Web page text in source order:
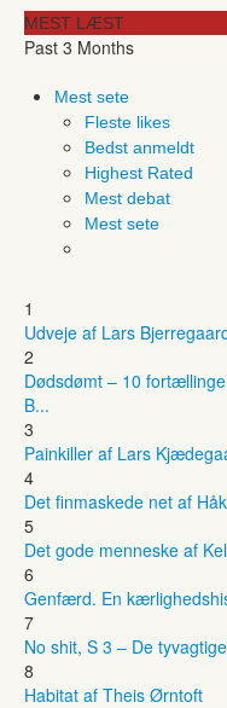
MEST LÆST
Past 3 Months
Mest sete
Fleste likes
Bedst anmeldt
Highest Rated
Mest debat
Mest sete
1
Udveje af Lars
2
Dødsdømt – 10
B...
3
Painkiller af Lars
4
Det finmaskede net af
5
Det gode menneske af
6
Genfærd. En
7
No shit, S 3 – De
8
Habitat af Theis Ørntoft